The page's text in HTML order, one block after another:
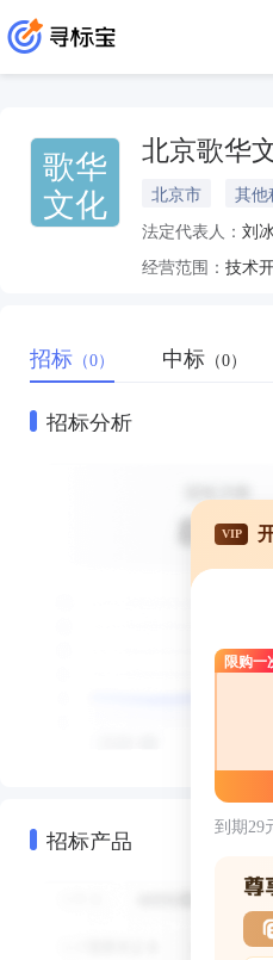
歌华
文化
北京歌华
北京市 其他
法定代表人： 刘
经营范围：
招标 （0） 中标 （0）
招标分析
招标产品
VIP
限购一
到期29